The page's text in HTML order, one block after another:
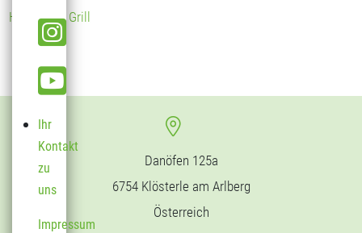
Ihr
Kontakt
zu
uns
Impressum
Hendl vom Grill
Danöfen 125a
6754 Klösterle am Arlberg
Österreich